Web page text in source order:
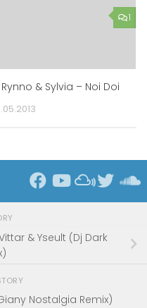
1
Rynno & Sylvia – Noi Doi
& Yseult (Dj Dark
Nostalgia Remix)